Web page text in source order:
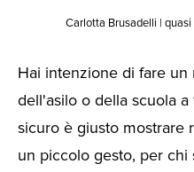
Carlotta Brusadelli | quasi
Hai intenzione di fare un
dell'asilo o della scuola
sicuro è giusto mostrare
un piccolo gesto, per